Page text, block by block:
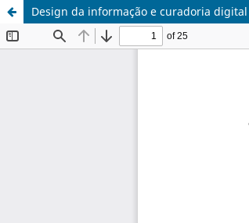
Design da informação e curadoria